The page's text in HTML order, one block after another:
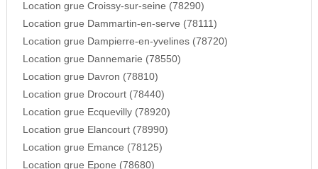
Location grue Croissy-sur-seine (78290)
Location grue Dammartin-en-serve (78111)
Location grue Dampierre-en-yvelines (78720)
Location grue Dannemarie (78550)
Location grue Davron (78810)
Location grue Drocourt (78440)
Location grue Ecquevilly (78920)
Location grue Elancourt (78990)
Location grue Emance (78125)
Location grue Epone (78680)